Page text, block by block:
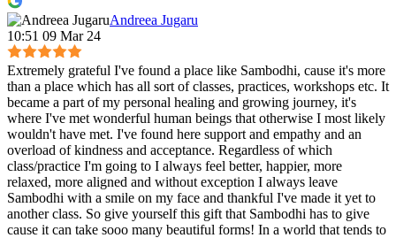
Andreea Jugaru
10:51 09 Mar 24
Extremely grateful I've found a place like Sambodhi, cause it's more
than a place which has all sort of classes, practices, workshops etc. It
became a part of my personal healing and growing journey, it's
where I've met wonderful human beings that otherwise I most likely
wouldn't have met. I've found here support and empathy and an
overload of kindness and acceptance. Regardless of which
class/practice I'm going to I always feel better, happier, more
relaxed, more aligned and without exception I always leave
Sambodhi with a smile on my face and thankful I've made it yet to
another class. So give yourself this gift that Sambodhi has to give
cause it can take sooo many beautiful forms! In a world that tends to